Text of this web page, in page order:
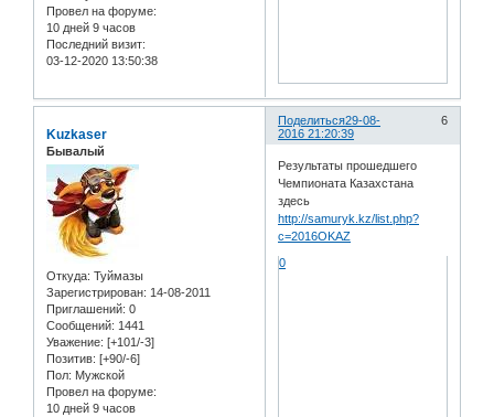
Провел на форуме:
10 дней 9 часов
Последний визит:
03-12-2020 13:50:38
Поделиться 6
29-08-
2016 21:20:39
Kuzkaser
Бывалый
Откуда: Туймазы
Зарегистрирован: 14-08-2011
Приглашений: 0
Сообщений: 1441
Уважение: [+101/-3]
Позитив: [+90/-6]
Пол: Мужской
Провел на форуме:
10 дней 9 часов
Результаты прошедшего
Чемпионата Казахстана
здесь
http://samuryk.kz/list.php?
c=2016OKAZ
0